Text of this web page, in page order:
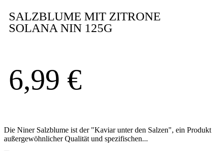
SALZBLUME MIT ZITRONE
SOLANA NIN 125G
6,99 €
Die Niner Salzblume ist der "Kaviar unter den Salzen", ein Produkt
außergewöhnlicher Qualität und spezifischen...